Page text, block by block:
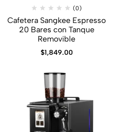
(0)
Cafetera Sangkee Espresso
20 Bares con Tanque
Removible
$1,849.00